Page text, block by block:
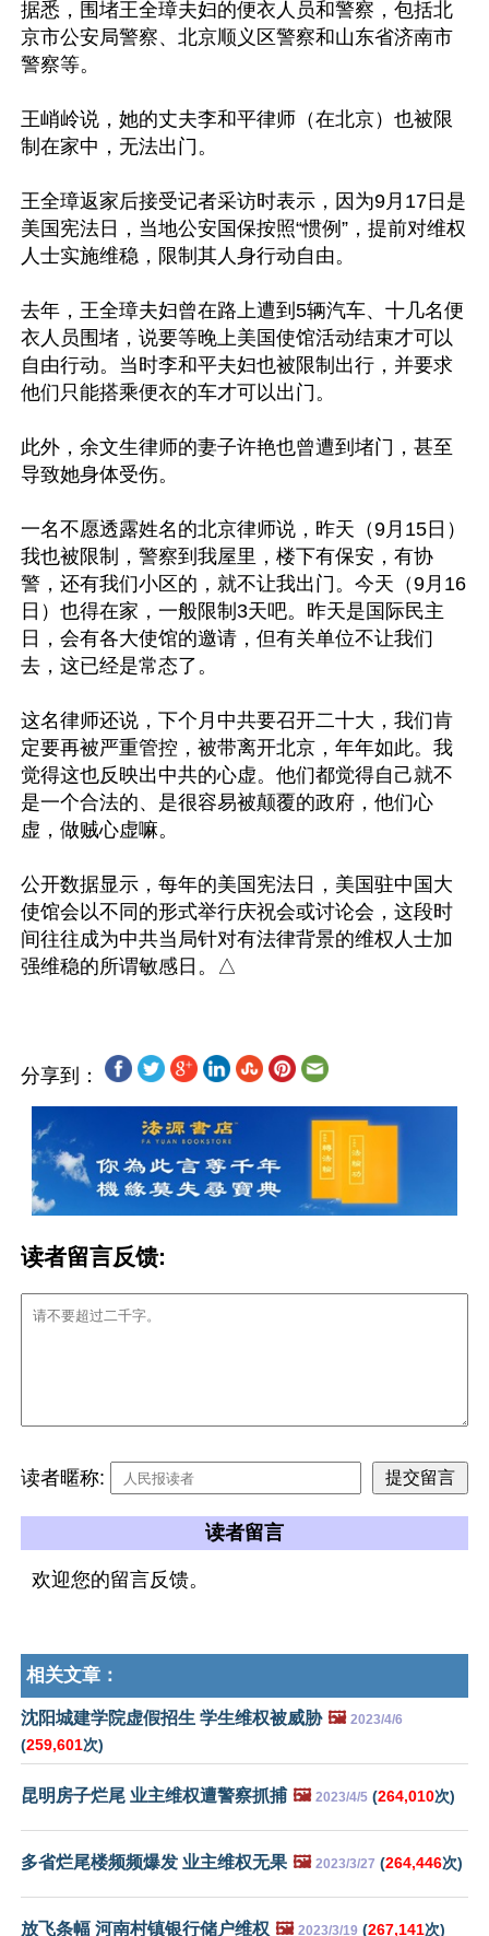
据悉，围堵王全璋夫妇的便衣人员和警察，包括北
京市公安局警察、北京顺义区警察和山东省济南市
警察等。
王峭岭说，她的丈夫李和平律师（在北京）也被限
制在家中，无法出门。
王全璋返家后接受记者采访时表示，因为9月17日是
美国宪法日，当地公安国保按照“惯例”，提前对维权
人士实施维稳，限制其人身行动自由。
去年，王全璋夫妇曾在路上遭到5辆汽车、十几名便
衣人员围堵，说要等晚上美国使馆活动结束才可以
自由行动。当时李和平夫妇也被限制出行，并要求
他们只能搭乘便衣的车才可以出门。
此外，余文生律师的妻子许艳也曾遭到堵门，甚至
导致她身体受伤。
一名不愿透露姓名的北京律师说，昨天（9月15日）
我也被限制，警察到我屋里，楼下有保安，有协
警，还有我们小区的，就不让我出门。今天（9月16
日）也得在家，一般限制3天吧。昨天是国际民主
日，会有各大使馆的邀请，但有关单位不让我们
去，这已经是常态了。
这名律师还说，下个月中共要召开二十大，我们肯
定要再被严重管控，被带离开北京，年年如此。我
觉得这也反映出中共的心虚。他们都觉得自己就不
是一个合法的、是很容易被颠覆的政府，他们心
虚，做贼心虚嘛。
公开数据显示，每年的美国宪法日，美国驻中国大
使馆会以不同的形式举行庆祝会或讨论会，这段时
间往往成为中共当局针对有法律背景的维权人士加
分享到：
读者留言反馈:
读者暱称:
读者留言
欢迎您的留言反馈。
相关文章：
沈阳城建学院虚假招生 学生维权被威胁 🖼️ 2023/4/6
(259,601次)
昆明房子烂尾 业主维权遭警察抓捕 🖼️ 2023/4/5 (264,010次)
多省烂尾楼频频爆发 业主维权无果 🖼️ 2023/3/27 (264,446次)
放飞条幅 河南村镇银行储户维权 🖼️ 2023/3/19 (267,141次)